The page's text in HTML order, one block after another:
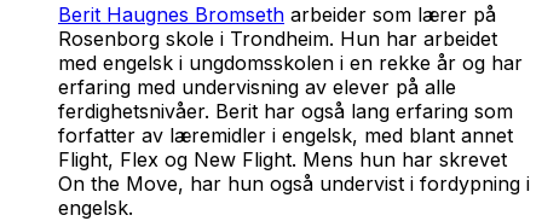
Berit Haugnes Bromseth arbeider som lærer på
Rosenborg skole i Trondheim. Hun har arbeidet
med engelsk i ungdomsskolen i en rekke år og har
erfaring med undervisning av elever på alle
ferdighetsnivåer. Berit har også lang erfaring som
forfatter av læremidler i engelsk, med blant annet
Flight, Flex og New Flight. Mens hun har skrevet
On the Move, har hun også undervist i fordypning i
engelsk.